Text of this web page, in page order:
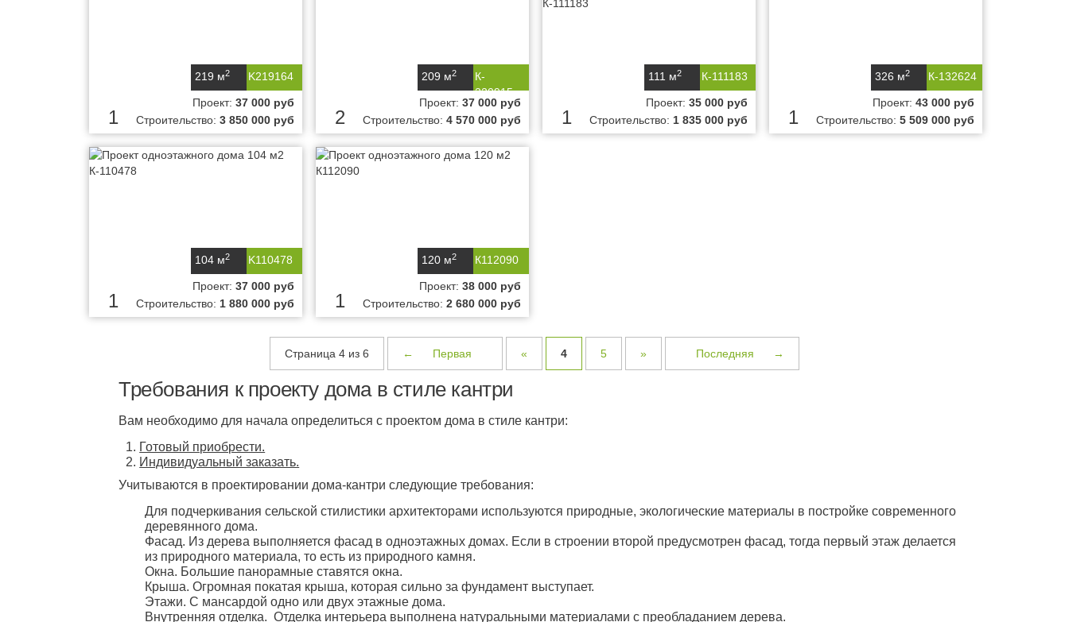
K219164
219 м2
1
Проект: 37 000 руб
Строительство: 3 850 000 руб
К-
220915
209 м2
2
Проект: 37 000 руб
Строительство: 4 570 000 руб
К-111183
111 м2
1
Проект: 35 000 руб
Строительство: 1 835 000 руб
К-132624
326 м2
1
Проект: 43 000 руб
Строительство: 5 509 000 руб
K110478
104 м2
1
Проект: 37 000 руб
Строительство: 1 880 000 руб
К112090
120 м2
1
Проект: 38 000 руб
Строительство: 2 680 000 руб
Страница 4 из 6 ← Первая « 4 5 » Последняя →
Требования к проекту дома в стиле кантри
Вам необходимо для начала определиться с проектом дома в стиле кантри:
Готовый приобрести.
Индивидуальный заказать.
Учитываются в проектировании дома-кантри следующие требования:
Для подчеркивания сельской стилистики архитекторами используются природные, экологические материалы в постройке современного
деревянного дома.
Фасад. Из дерева выполняется фасад в одноэтажных домах. Если в строении второй предусмотрен фасад, тогда первый этаж делается
из природного материала, то есть из природного камня.
Окна. Большие панорамные ставятся окна.
Крыша. Огромная покатая крыша, которая сильно за фундамент выступает.
Этажи. С мансардой одно или двух этажные дома.
Внутренняя отделка. Отделка интерьера выполнена натуральными материалами с преобладанием дерева.